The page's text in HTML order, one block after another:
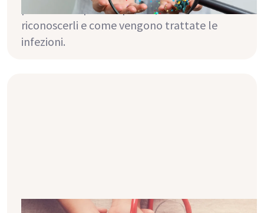
problemi dopo il trapianto, come
riconoscerli e come vengono trattate le
infezioni.
Cosa sono gli immunosoppressori?